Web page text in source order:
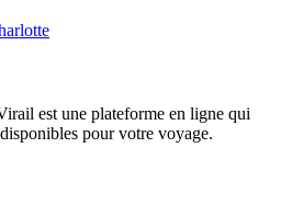
est une plateforme en ligne qui
pour votre voyage.